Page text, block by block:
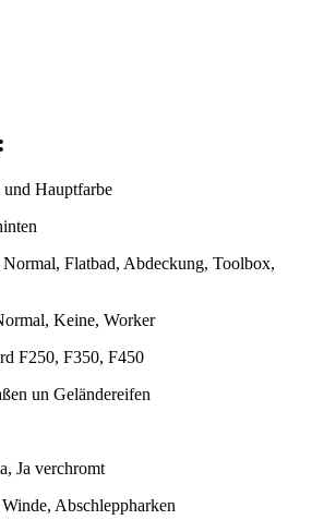
Hauptfarbe
Flatbad, Abdeckung, Toolbox,
Keine, Worker
F250, F350, F450
un Geländereifen
Ja verchromt
Abschleppharken